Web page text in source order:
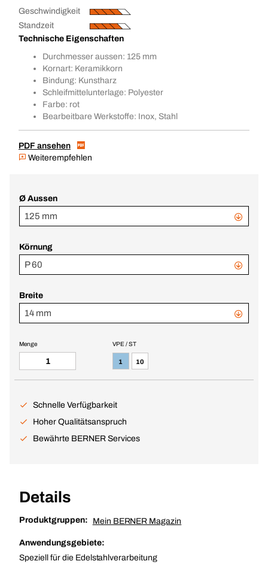
Geschwindigkeit
Standzeit
Technische Eigenschaften
Durchmesser aussen: 125 mm
Kornart: Keramikkorn
Bindung: Kunstharz
Schleifmittelunterlage: Polyester
Farbe: rot
Bearbeitbare Werkstoffe: Inox, Stahl
PDF ansehen
Weiterempfehlen
Ø Aussen
125 mm
Körnung
P 60
Breite
14 mm
VPE / ST
1 10
Menge
Schnelle Verfügbarkeit
Hoher Qualitätsanspruch
Bewährte BERNER Services
Details
Produktgruppen: Mein BERNER Magazin
Anwendungsgebiete:
Speziell für die Edelstahlverarbeitung